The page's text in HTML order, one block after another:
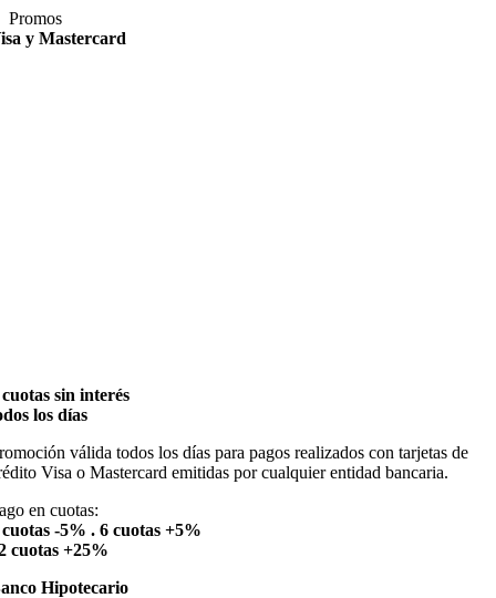
Saltar
al
Promos
y Mastercard
sin interés
los días
válida todos los días para pagos realizados con tarjetas de
Visa o Mastercard emitidas por cualquier entidad bancaria.
en cuotas:
cuotas -5% . 6 cuotas +5%
cuotas +25%
Hipotecario